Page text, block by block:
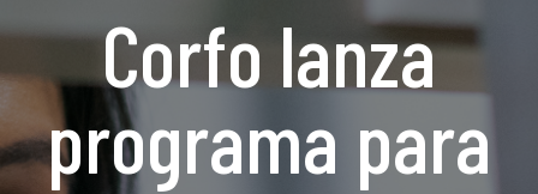
Corfo lanza
programa para